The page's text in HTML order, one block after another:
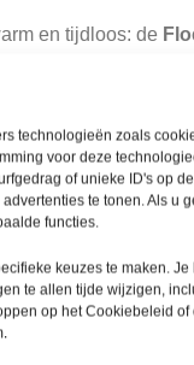
technologieën zoals
voor deze
of unieke ID's op
te tonen. Als u
functies.
keuzes te maken. Je
te allen tijde wijzigen,
op het Cookiebeleid of
en tijdloos: de
van 91,4 × 15,2
uitstraling.
grijsbeige tint
ultramatte
terwijl je profiteert
Gaia